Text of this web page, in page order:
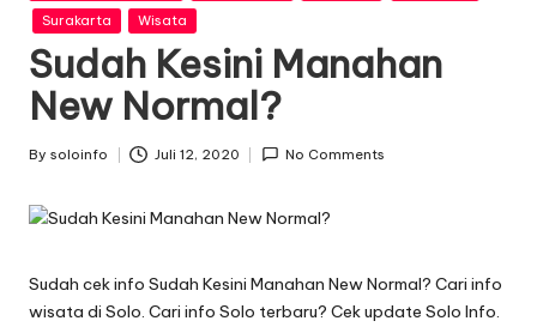
in
Surakarta
Wisata
Sudah Kesini Manahan
New Normal?
Posted
By soloinfo Juli 12, 2020 No Comments
Sudah cek info Sudah Kesini Manahan New Normal? Cari info
wisata di Solo. Cari info Solo terbaru? Cek update Solo Info.